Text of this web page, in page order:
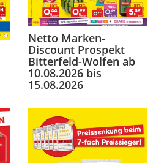
Netto Marken-
Discount Prospekt
Bitterfeld-Wolfen ab
10.08.2026 bis
15.08.2026